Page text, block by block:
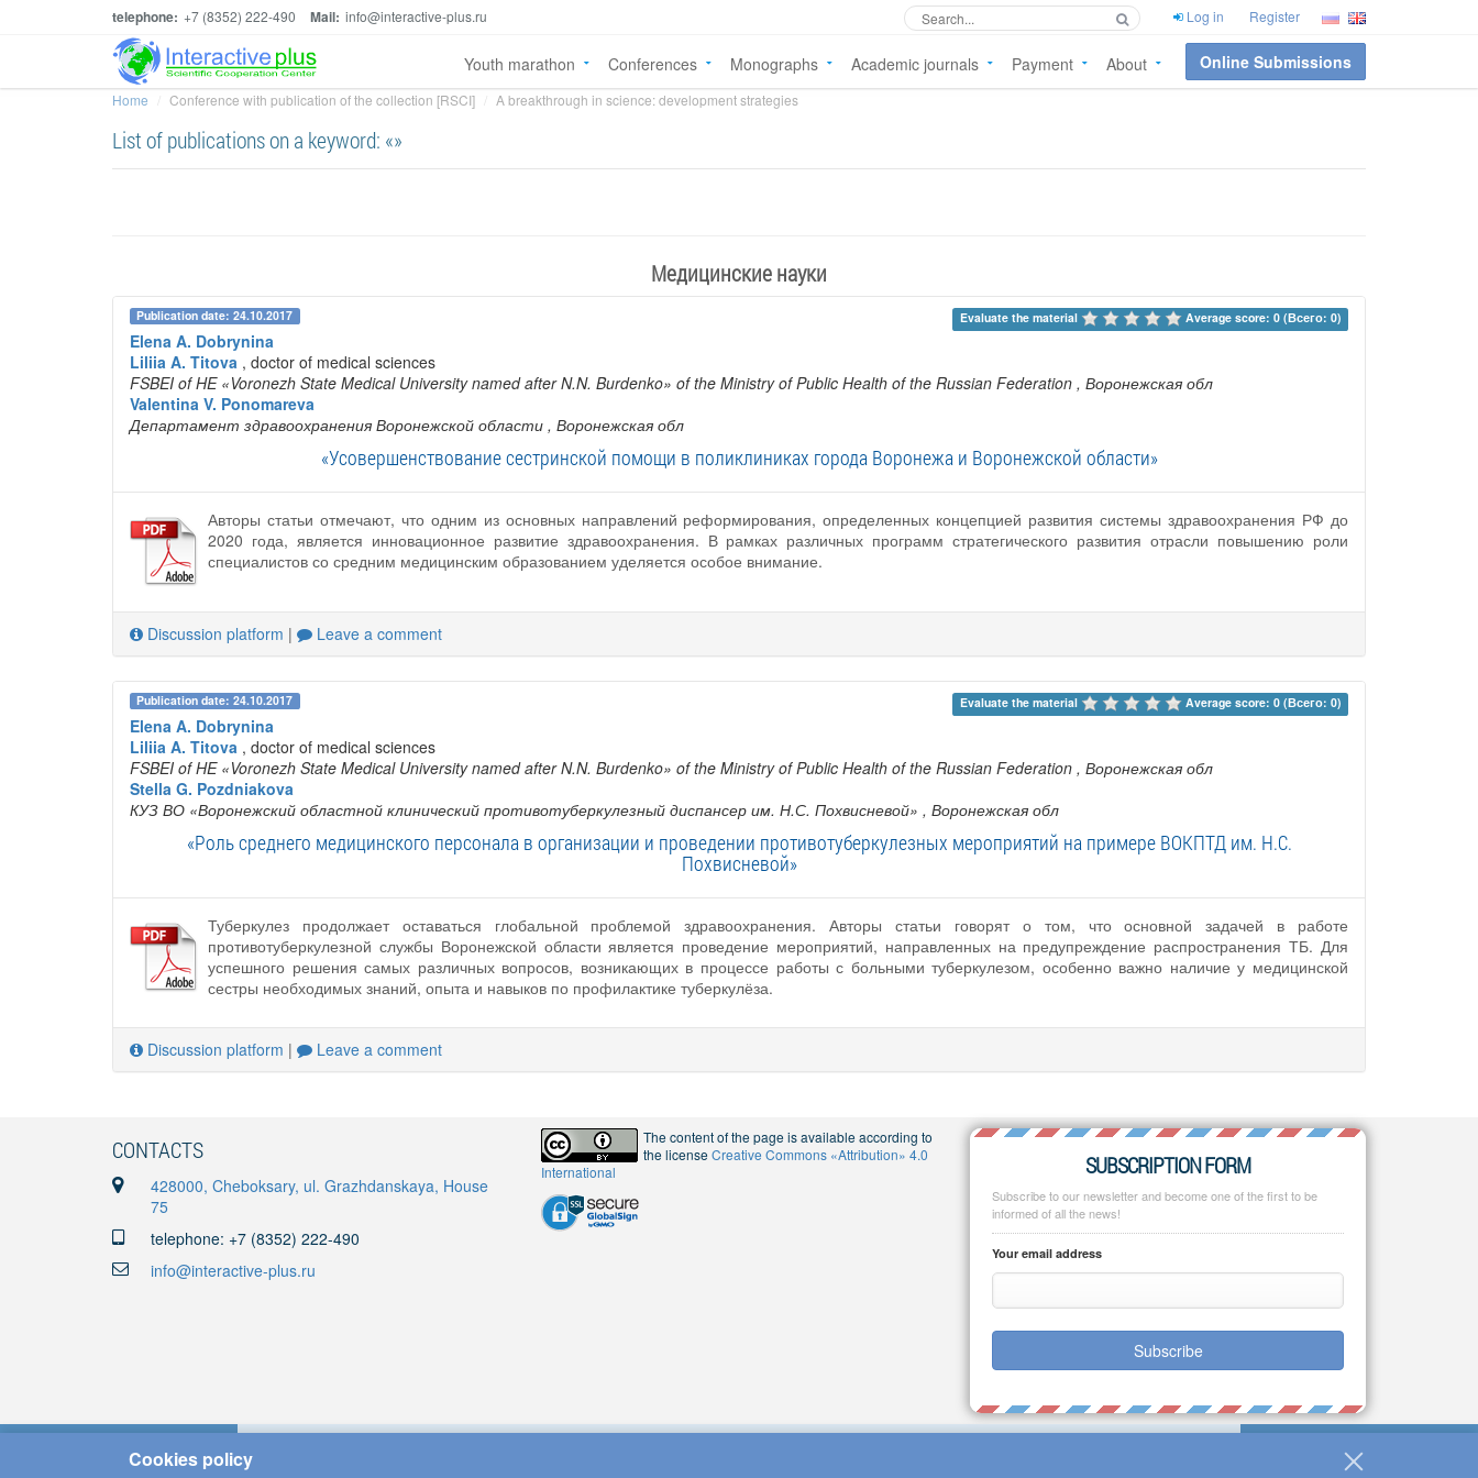
telephone: +7 (8352) 222-490 Mail: info@interactive-plus.ru Log in Register
Youth marathon Conferences Monographs Academic journals Payment About Online Submissions
Home Conference with publication of the collection [RSCI] A breakthrough in science: development strategies
List of publications on a keyword: «»
Медицинские науки
Publication date: 24.10.2017 Evaluate the material Average score: 0 (Всего: 0)
Elena A. Dobrynina
Liliia A. Titova , doctor of medical sciences
FSBEI of HE «Voronezh State Medical University named after N.N. Burdenko» of the Ministry of Public Health of the Russian Federation , Воронежская обл
Valentina V. Ponomareva
Департамент здравоохранения Воронежской области , Воронежская обл
«Усовершенствование сестринской помощи в поликлиниках города Воронежа и Воронежской области»
Авторы статьи отмечают, что одним из основных направлений реформирования, определенных концепцией развития системы здравоохранения РФ до
2020 года, является инновационное развитие здравоохранения. В рамках различных программ стратегического развития отрасли повышению роли
специалистов со средним медицинским образованием уделяется особое внимание.
Discussion platform | Leave a comment
Publication date: 24.10.2017 Evaluate the material Average score: 0 (Всего: 0)
Elena A. Dobrynina
Liliia A. Titova , doctor of medical sciences
FSBEI of HE «Voronezh State Medical University named after N.N. Burdenko» of the Ministry of Public Health of the Russian Federation , Воронежская обл
Stella G. Pozdniakova
КУЗ ВО «Воронежский областной клинический противотуберкулезный диспансер им. Н.С. Похвисневой» , Воронежская обл
«Роль среднего медицинского персонала в организации и проведении противотуберкулезных мероприятий на примере ВОКПТД им. Н.С.
Похвисневой»
Туберкулез продолжает оставаться глобальной проблемой здравоохранения. Авторы статьи говорят о том, что основной задачей в работе
противотуберкулезной службы Воронежской области является проведение мероприятий, направленных на предупреждение распространения ТБ. Для
успешного решения самых различных вопросов, возникающих в процессе работы с больными туберкулезом, особенно важно наличие у медицинской
сестры необходимых знаний, опыта и навыков по профилактике туберкулёза.
Discussion platform | Leave a comment
CONTACTS
428000, Cheboksary, ul. Grazhdanskaya, House
75
telephone: +7 (8352) 222-490
info@interactive-plus.ru
The content of the page is available according to
the licenseCreative Commons «Attribution» 4.0
International
SUBSCRIPTION FORM
Subscribe to our newsletter and become one of the first to be
informed of all the news!
Your email address
Subscribe
Cookies policy